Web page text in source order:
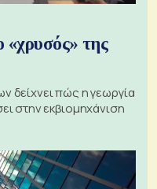
της
δείχνει πώς η γεωργία
στην εκβιομηχάνιση